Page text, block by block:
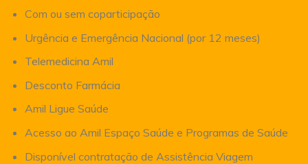
Com ou sem coparticipação
Urgência e Emergência Nacional (por 12 meses)
Telemedicina Amil
Desconto Farmácia
Amil Ligue Saúde
Acesso ao Amil Espaço Saúde e Programas de Saúde
Disponível contratação de Assistência Viagem